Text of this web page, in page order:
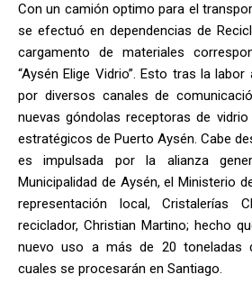
Con un camión optimo para el
se efectuó en dependencias de
cargamento de materiales
“Aysén Elige Vidrio”. Esto tras la
por diversos canales de
nuevas góndolas receptoras de
estratégicos de Puerto Aysén. Cabe
es impulsada por la alianza
Municipalidad de Aysén, el Ministerio
representación local, Cristalerías
reciclador, Christian Martino; hecho
nuevo uso a más de 20 toneladas
cuales se procesarán en Santiago.